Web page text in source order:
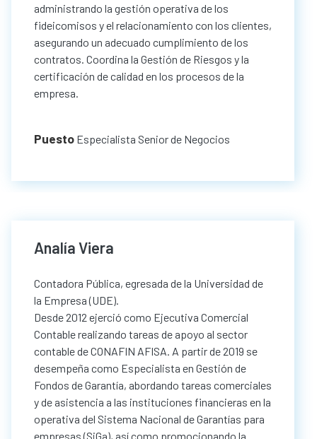
administrando la gestión operativa de los
fideicomisos y el relacionamiento con los clientes,
asegurando un adecuado cumplimiento de los
contratos. Coordina la Gestión de Riesgos y la
certificación de calidad en los procesos de la
empresa.
Puesto Especialista Senior de Negocios
Analía Viera
Contadora Pública, egresada de la Universidad de
la Empresa (UDE).
Desde 2012 ejerció como Ejecutiva Comercial
Contable realizando tareas de apoyo al sector
contable de CONAFIN AFISA. A partir de 2019 se
desempeña como Especialista en Gestión de
Fondos de Garantía, abordando tareas comerciales
y de asistencia a las instituciones financieras en la
operativa del Sistema Nacional de Garantías para
empresas (SiGa), así como promocionando la